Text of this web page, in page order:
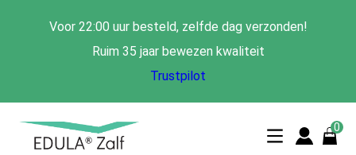
Voor 22:00 uur besteld, zelfde dag verzonden!
Ruim 35 jaar bewezen kwaliteit
Trustpilot
0